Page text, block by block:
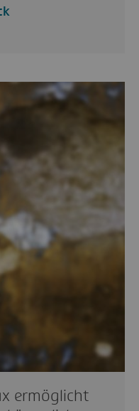
ermöglicht